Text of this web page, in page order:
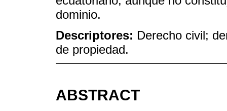
dominio.
Descriptores: Derecho civil;
de propiedad.
ABSTRACT